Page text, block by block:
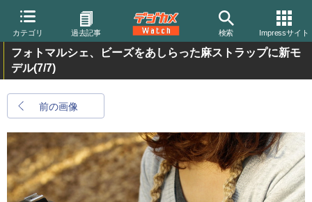
カテゴリ 過去記事 検索 Impressサイト
フォトマルシェ、ビーズをあしらった麻ストラップに新モ
デル(7/7)
前の画像